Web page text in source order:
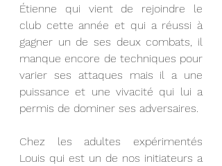
Étienne qui vient de rejoindre le
club cette année et qui a réussi à
gagner un de ses deux combats, il
manque encore de techniques pour
varier ses attaques mais il a une
puissance et une vivacité qui lui a
permis de dominer ses adversaires.
Chez les adultes expérimentés
Louis qui est un de nos initiateurs a